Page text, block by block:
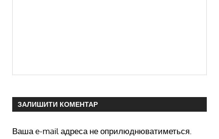
ЗАЛИШИТИ КОМЕНТАР
Ваша e-mail адреса не оприлюднюватиметься.